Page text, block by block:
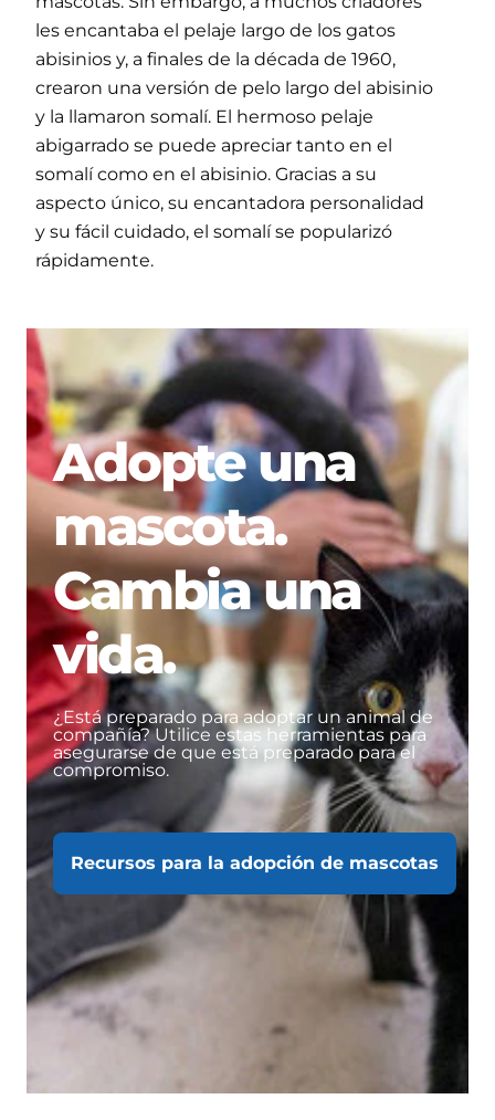
les encantaba el pelaje largo de los gatos
abisinios y, a finales de la década de 1960,
crearon una versión de pelo largo del abisinio
y la llamaron somalí. El hermoso pelaje
abigarrado se puede apreciar tanto en el
somalí como en el abisinio. Gracias a su
aspecto único, su encantadora personalidad
y su fácil cuidado, el somalí se popularizó
rápidamente.
Adopte una
mascota.
Cambia una
vida.
¿Está preparado para adoptar un animal de
compañía? Utilice estas herramientas para
asegurarse de que está preparado para el
compromiso.
Recursos para la adopción de mascotas